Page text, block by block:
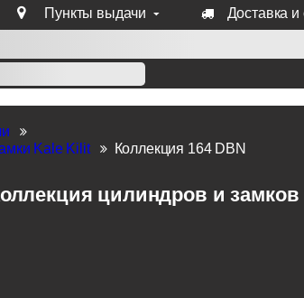
Пункты выдачи Доставка и
Kale Kilit
Коллекция 164 DBN
цилиндров и